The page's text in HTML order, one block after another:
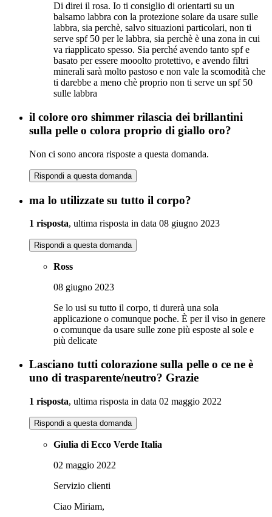
Di direi il rosa. Io ti consiglio di orientarti su un
balsamo labbra con la protezione solare da usare sulle
labbra, sia perchè, salvo situazioni particolari, non ti
serve spf 50 per le labbra, sia perchè è una zona in cui
va riapplicato spesso. Sia perché avendo tanto spf e
basato per essere mooolto protettivo, e avendo filtri
minerali sarà molto pastoso e non vale la scomodità che
ti darebbe a meno chè proprio non ti serve un spf 50
sulle labbra
il colore oro shimmer rilascia dei brillantini
sulla pelle o colora proprio di giallo oro?
Non ci sono ancora risposte a questa domanda.
Rispondi a questa domanda
ma lo utilizzate su tutto il corpo?
1 risposta, ultima risposta in data 08 giugno 2023
Rispondi a questa domanda
Ross
08 giugno 2023
Se lo usi su tutto il corpo, ti durerà una sola
applicazione o comunque poche. È per il viso in genere
o comunque da usare sulle zone più esposte al sole e
più delicate
Lasciano tutti colorazione sulla pelle o ce ne è
uno di trasparente/neutro? Grazie
1 risposta, ultima risposta in data 02 maggio 2022
Rispondi a questa domanda
Giulia di Ecco Verde Italia
02 maggio 2022
Servizio clienti
Ciao Miriam,